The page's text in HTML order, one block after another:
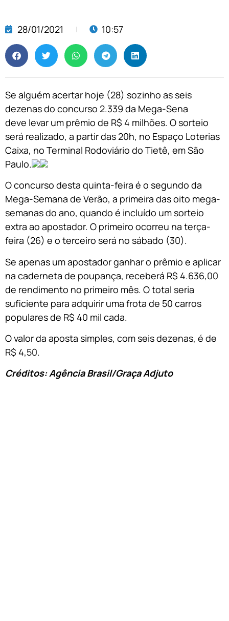
28/01/2021 10:57
Se alguém acertar hoje (28) sozinho as seis
dezenas do concurso 2.339 da Mega-Sena
deve levar um prêmio de R$ 4 milhões. O sorteio
será realizado, a partir das 20h, no Espaço Loterias
Caixa, no Terminal Rodoviário do Tietê, em São
Paulo.
O concurso desta quinta-feira é o segundo da
Mega-Semana de Verão, a primeira das oito mega-
semanas do ano, quando é incluído um sorteio
extra ao apostador. O primeiro ocorreu na terça-
feira (26) e o terceiro será no sábado (30).
Se apenas um apostador ganhar o prêmio e aplicar
na caderneta de poupança, receberá R$ 4.636,00
de rendimento no primeiro mês. O total seria
suficiente para adquirir uma frota de 50 carros
populares de R$ 40 mil cada.
O valor da aposta simples, com seis dezenas, é de
R$ 4,50.
Créditos: Agência Brasil/Graça Adjuto